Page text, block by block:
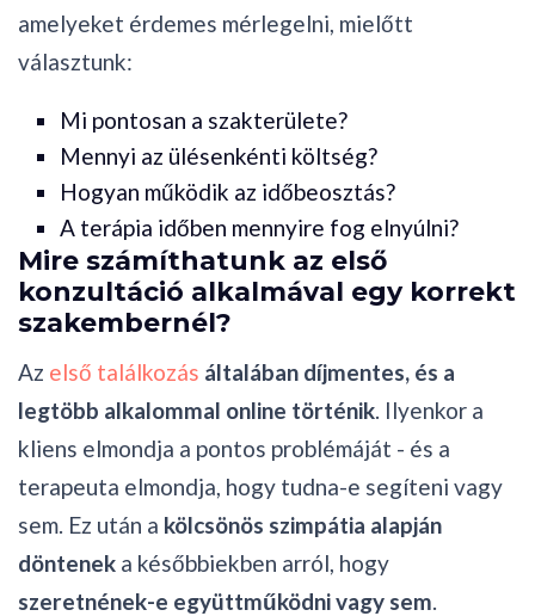
amelyeket érdemes mérlegelni, mielőtt
választunk:
Mi pontosan a szakterülete?
Mennyi az ülésenkénti költség?
Hogyan működik az időbeosztás?
A terápia időben mennyire fog elnyúlni?
Mire számíthatunk az első
konzultáció alkalmával egy korrekt
szakembernél?
Az első találkozás általában díjmentes, és a
legtöbb alkalommal online történik. Ilyenkor a
kliens elmondja a pontos problémáját - és a
terapeuta elmondja, hogy tudna-e segíteni vagy
sem. Ez után a kölcsönös szimpátia alapján
döntenek a későbbiekben arról, hogy
szeretnének-e együttműködni vagy sem.